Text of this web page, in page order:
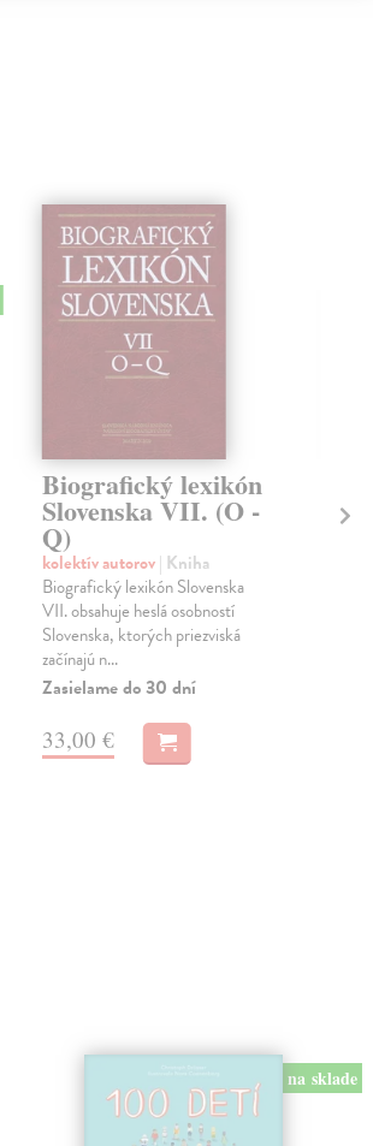
Biografický lexikón
Slovenska VII. (O -
Q)
kolektív autorov| Kniha
Biografický lexikón Slovenska
VII. obsahuje heslá osobností
Slovenska, ktorých priezviská
začínajú n...
Zasielame do 30 dní
33,00 €
na sklade